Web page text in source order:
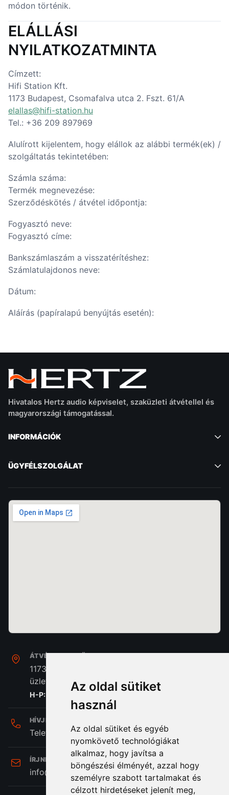
Az oldal sütiket
használ
Az oldal sütiket és egyéb
nyomkövető technológiákat
alkalmaz, hogy javítsa a
böngészési élményét, azzal hogy
személyre szabott tartalmakat és
célzott hirdetéseket jelenít meg,
módon történik.
ELÁLLÁSI
NYILATKOZATMINTA
Címzett:
Hifi Station Kft.
1173 Budapest, Csomafalva utca 2. Fszt. 61/A
elallas@hifi-station.hu
Tel.: +36 209 897969
Alulírott kijelentem, hogy elállok az alábbi termék(ek) /
szolgáltatás tekintetében:
Számla száma:
Termék megnevezése:
Szerződéskötés / átvétel időpontja:
Fogyasztó neve:
Fogyasztó címe:
Bankszámlaszám a visszatérítéshez:
Számlatulajdonos neve:
Dátum:
Aláírás (papíralapú benyújtás esetén):
Hivatalos Hertz audio képviselet, szaküzleti átvétellel és
magyarországi támogatással.
INFORMÁCIÓK
ÜGYFÉLSZOLGÁLAT
ÁTVÉTEL, SZAKÜZLET:
1173. Budapest, Pesti Út 237. Home Center A/39
üzlet
H-P: 8:00 - 16:30
HÍVJ MINKET:
Telefon: +36 (20) 989-7969
ÍRJ NEKÜNK:
info@hifi-station.hu